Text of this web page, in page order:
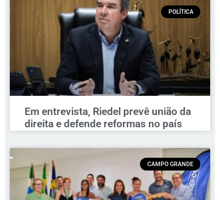
POLÍTICA
Em entrevista, Riedel prevê união da
direita e defende reformas no país
CAMPO GRANDE